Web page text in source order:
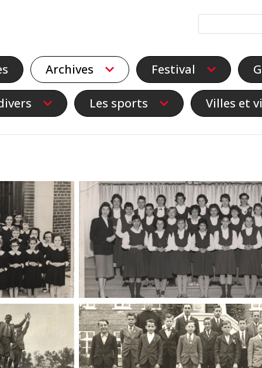
Archives Festival
Les sports Villes et